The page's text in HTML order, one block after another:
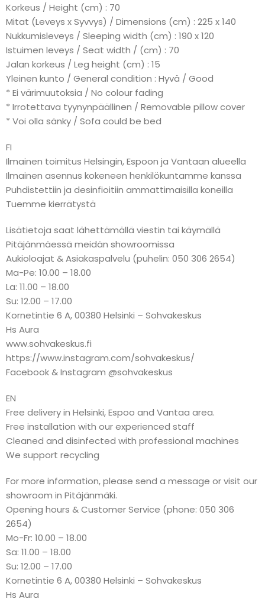
Korkeus / Height (cm) : 70
Mitat (Leveys x Syvvys) / Dimensions (cm) : 225 x 140
Nukkumisleveys / Sleeping width (cm) : 190 x 120
Istuimen leveys / Seat width / (cm) : 70
Jalan korkeus / Leg height (cm) : 15
Yleinen kunto / General condition : Hyvä / Good
* Ei värimuutoksia / No colour fading
* Irrotettava tyynynpäällinen / Removable pillow cover
* Voi olla sänky / Sofa could be bed
FI
Ilmainen toimitus Helsingin, Espoon ja Vantaan alueella
Ilmainen asennus kokeneen henkilökuntamme kanssa
Puhdistettiin ja desinfioitiin ammattimaisilla koneilla
Tuemme kierrätystä
Lisätietoja saat lähettämällä viestin tai käymällä
Pitäjänmäessä meidän showroomissa
Aukioloajat & Asiakaspalvelu (puhelin: 050 306 2654)
Ma-Pe: 10.00 – 18.00
La: 11.00 – 18.00
Su: 12.00 – 17.00
Kornetintie 6 A, 00380 Helsinki – Sohvakeskus
Hs Aura
www.sohvakeskus.fi
https://www.instagram.com/sohvakeskus/
Facebook & Instagram @sohvakeskus
EN
Free delivery in Helsinki, Espoo and Vantaa area.
Free installation with our experienced staff
Cleaned and disinfected with professional machines
We support recycling
For more information, please send a message or visit our
showroom in Pitäjänmäki.
Opening hours & Customer Service (phone: 050 306
2654)
Mo-Fr: 10.00 – 18.00
Sa: 11.00 – 18.00
Su: 12.00 – 17.00
Kornetintie 6 A, 00380 Helsinki – Sohvakeskus
Hs Aura